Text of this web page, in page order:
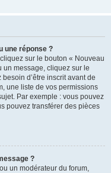
une réponse ?
sur le bouton « Nouveau
un message, cliquez sur le
d’être inscrit avant de
une liste de vos permissions
Par exemple : vous pouvez
pouvez transférer des pièces
?
un modérateur du forum,